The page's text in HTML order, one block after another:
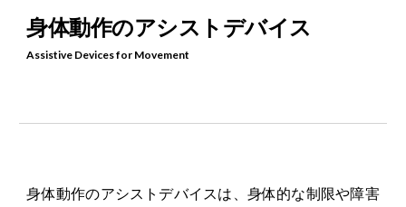
身体動作のアシストデバイス
Assistive Devices for Movement
身体動作のアシストデバイスは、身体的な制限や障害